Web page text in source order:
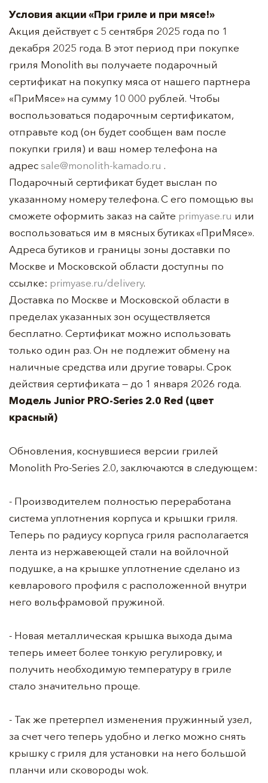
Условия акции «При гриле и при мясе!»
Акция действует с 5 сентября 2025 года по 1
декабря 2025 года. В этот период при покупке
гриля Monolith вы получаете подарочный
сертификат на покупку мяса от нашего партнера
«ПриМясе» на сумму 10 000 рублей. Чтобы
воспользоваться подарочным сертификатом,
отправьте код (он будет сообщен вам после
покупки гриля) и ваш номер телефона на
адресsale@monolith-kamado.ru .
Подарочный сертификат будет выслан по
указанному номеру телефона. С его помощью вы
сможете оформить заказ на сайте primyase.ru или
воспользоваться им в мясных бутиках «ПриМясе».
Адреса бутиков и границы зоны доставки по
Москве и Московской области доступны по
ссылке: primyase.ru/delivery.
Доставка по Москве и Московской области в
пределах указанных зон осуществляется
бесплатно. Сертификат можно использовать
только один раз. Он не подлежит обмену на
наличные средства или другие товары. Срок
действия сертификата — до 1 января 2026 года.
Модель Junior PRO-Series 2.0 Red (цвет
красный)
Обновления, коснувшиеся версии грилей
Monolith Pro-Series 2.0, заключаются в следующем:
- Производителем полностью переработана
система уплотнения корпуса и крышки гриля.
Теперь по радиусу корпуса гриля располагается
лента из нержавеющей стали на войлочной
подушке, а на крышке уплотнение сделано из
кевларового профиля с расположенной внутри
него вольфрамовой пружиной.
- Новая металлическая крышка выхода дыма
теперь имеет более тонкую регулировку, и
получить необходимую температуру в гриле
стало значительно проще.
- Так же претерпел изменения пружинный узел,
за счет чего теперь удобно и легко можно снять
крышку с гриля для установки на него большой
планчи или сковороды wok.